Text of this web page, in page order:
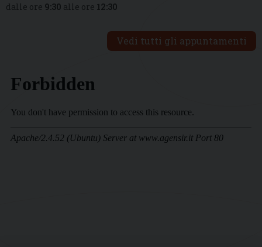
dalle ore 9:30 alle ore 12:30
Vedi tutti gli appuntamenti